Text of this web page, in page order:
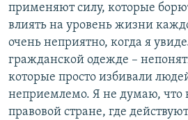
применяют силу, которые
влиять на уровень жизни
очень неприятно, когда я
гражданской одежде –
которые просто избивали
неприемлемо. Я не думаю, что
правовой стране, где